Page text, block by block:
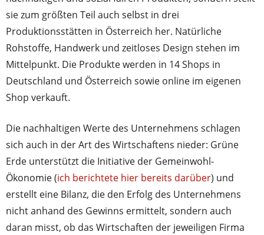
sie zum größten Teil auch selbst in drei
Produktionsstätten in Österreich her. Natürliche
Rohstoffe, Handwerk und zeitloses Design stehen im
Mittelpunkt. Die Produkte werden in 14 Shops in
Deutschland und Österreich sowie online im eigenen
Shop verkauft.
Die nachhaltigen Werte des Unternehmens schlagen
sich auch in der Art des Wirtschaftens nieder: Grüne
Erde unterstützt die Initiative der Gemeinwohl-
Ökonomie (ich berichtete hier bereits darüber) und
erstellt eine Bilanz, die den Erfolg des Unternehmens
nicht anhand des Gewinns ermittelt, sondern auch
daran misst, ob das Wirtschaften der jeweiligen Firma